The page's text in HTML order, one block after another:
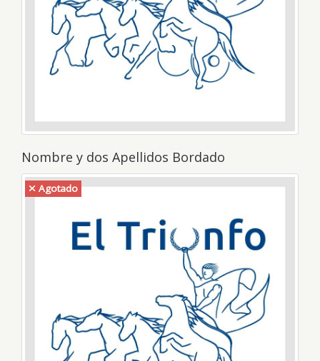
Nombre y dos Apellidos Bordado
Agotado